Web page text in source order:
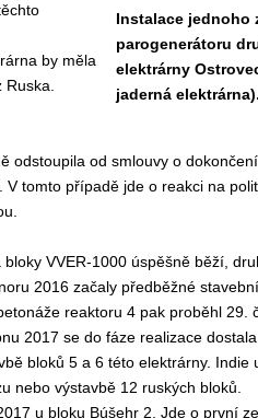
Instalace jednoho
parogenerátoru
elektrárny
jaderná elektrárna).
by měla
odstoupila od smlouvy o
tomto případě jde o reakci na
VVER-1000 úspěšně běží,
2016 začaly předběžné
reaktoru 4 pak proběhl 29.
2017 se do fáze realizace
bloků 5 a 6 této elektrárny. Indie
nebo výstavbě 12 ruských bloků.
u bloku Búšehr 2. Jde o první